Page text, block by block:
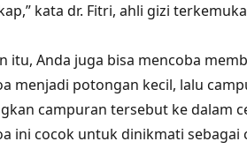
kata dr. Fitri, ahli gizi
itu, Anda juga bisa mencoba
menjadi potongan kecil, lalu
campuran tersebut ke dalam
ini cocok untuk dinikmati sebagai